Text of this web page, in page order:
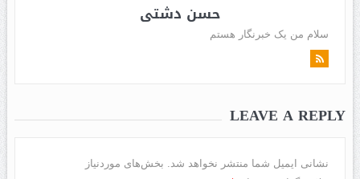
حسن دشتی
سلام من یک خبرنگار هستم
LEAVE A REPLY
نشانی ایمیل شما منتشر نخواهد شد. بخش‌های موردنیاز